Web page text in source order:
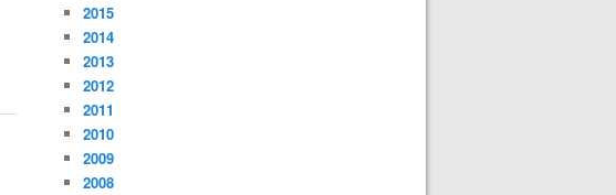
2015
2014
2013
2012
2011
2010
2009
2008